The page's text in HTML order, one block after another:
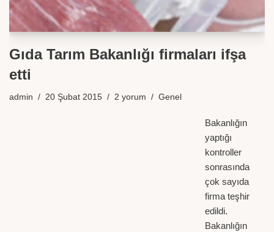
Gıda Tarım Bakanlığı firmaları ifşa
etti
admin 20 Şubat 2015 2 yorum Genel
Bakanlığın
yaptığı
kontroller
sonrasında
çok sayıda
firma teşhir
edildi.
Bakanlığın